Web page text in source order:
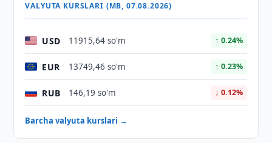
VALYUTA KURSLARI (MB, 07.08.2026)
USD 11915,64 so'm ↑ 0.24%
EUR 13749,46 so'm ↑ 0.23%
RUB 146,19 so'm ↓ 0.12%
Barcha valyuta kurslari →